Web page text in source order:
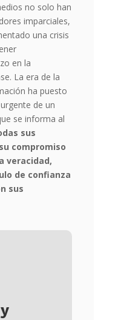
no solo han
imparciales,
una crisis
en la
La era de la
ha puesto
de un
se informa al
sus
compromiso
veracidad,
de confianza
sus